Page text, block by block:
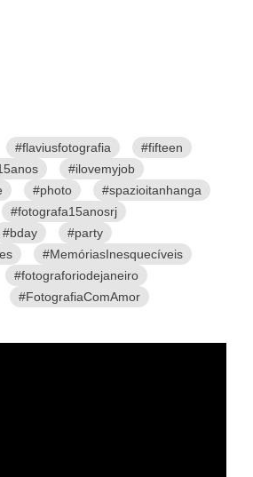
#flaviusfotografia
#fifteen
#ilovemyjob
#photo
#spazioitanhanga
#fotografa15anosrj
#bday
#party
#MemóriasInesquecíveis
#fotograforiodejaneiro
#FotografiaComAmor